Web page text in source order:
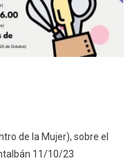
de la Mujer), sobre el
11/10/23